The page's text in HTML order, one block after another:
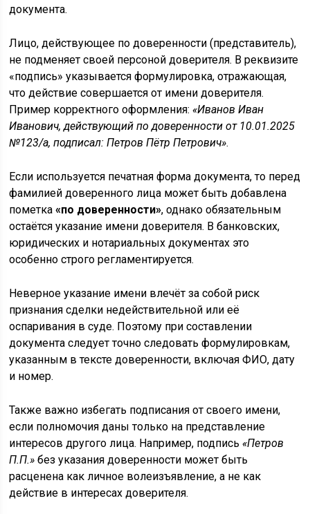
документа.
Лицо, действующее по доверенности (представитель),
не подменяет своей персоной доверителя. В реквизите
«подпись» указывается формулировка, отражающая,
что действие совершается от имени доверителя.
Пример корректного оформления:«Иванов Иван
Иванович, действующий по доверенности от 10.01.2025
№123/а, подписал: Петров Пётр Петрович».
Если используется печатная форма документа, то перед
фамилией доверенного лица может быть добавлена
пометка«по доверенности», однако обязательным
остаётся указание имени доверителя. В банковских,
юридических и нотариальных документах это
особенно строго регламентируется.
Неверное указание имени влечёт за собой риск
признания сделки недействительной или её
оспаривания в суде. Поэтому при составлении
документа следует точно следовать формулировкам,
указанным в тексте доверенности, включая ФИО, дату
и номер.
Также важно избегать подписания от своего имени,
если полномочия даны только на представление
интересов другого лица. Например, подпись«Петров
П.П.» без указания доверенности может быть
расценена как личное волеизъявление, а не как
действие в интересах доверителя.